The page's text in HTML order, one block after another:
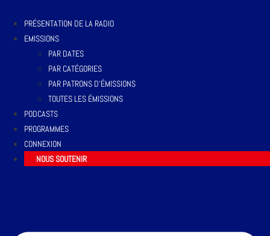
PRÉSENTATION DE LA RADIO
EMISSIONS
PAR DATES
PAR CATÉGORIES
PAR PATRONS D’ÉMISSIONS
TOUTES LES ÉMISSIONS
PODCASTS
PROGRAMMES
CONNEXION
NOUS SOUTENIR